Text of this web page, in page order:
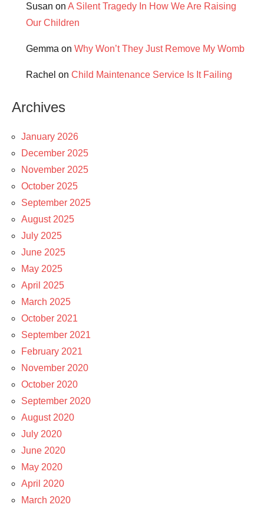
Susan on A Silent Tragedy In How We Are Raising
Our Children
Gemma on Why Won’t They Just Remove My Womb
Rachel on Child Maintenance Service Is It Failing
Archives
January 2026
December 2025
November 2025
October 2025
September 2025
August 2025
July 2025
June 2025
May 2025
April 2025
March 2025
October 2021
September 2021
February 2021
November 2020
October 2020
September 2020
August 2020
July 2020
June 2020
May 2020
April 2020
March 2020